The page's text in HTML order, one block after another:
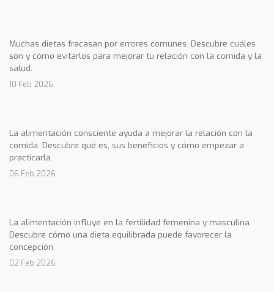
Muchas dietas fracasan por errores comunes. Descubre cuáles
son y cómo evitarlos para mejorar tu relación con la comida y la
salud.
10 Feb 2026
La alimentación consciente ayuda a mejorar la relación con la
comida. Descubre qué es, sus beneficios y cómo empezar a
practicarla.
06 Feb 2026
La alimentación influye en la fertilidad femenina y masculina.
Descubre cómo una dieta equilibrada puede favorecer la
concepción.
02 Feb 2026